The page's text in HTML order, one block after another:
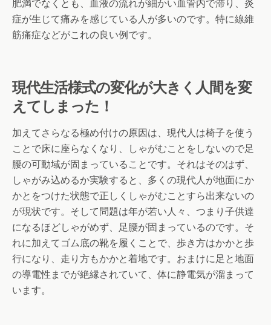
症が生じて痛みを感じている人が多いのです。特に線維
筋痛症などがこれの良い例です。
現代生活様式の変化が大きく人間を変
えてしまった！
加えてさらなる極め付けの原因は、現代人は椅子を使う
ことで床に座らなくなり、しゃがむことをしないので足
腰の可動域が固まっていることです。それはそのはず、
しゃがみ込めるか実験すると、多くの現代人が地面にか
かとをつけた状態で正しくしゃがむことすら出来ないの
が現状です。そして問題は年が若い人々、つまり子供達
になるほどしゃがめず、足腰が固まっているのです。そ
れに加えてゴム底の靴を履くことで、歩き方はかかと歩
行になり、走り方もかかと着地です。おまけに足と地面
の導電性までが絶縁されていて、体に静電気が溜まって
います。